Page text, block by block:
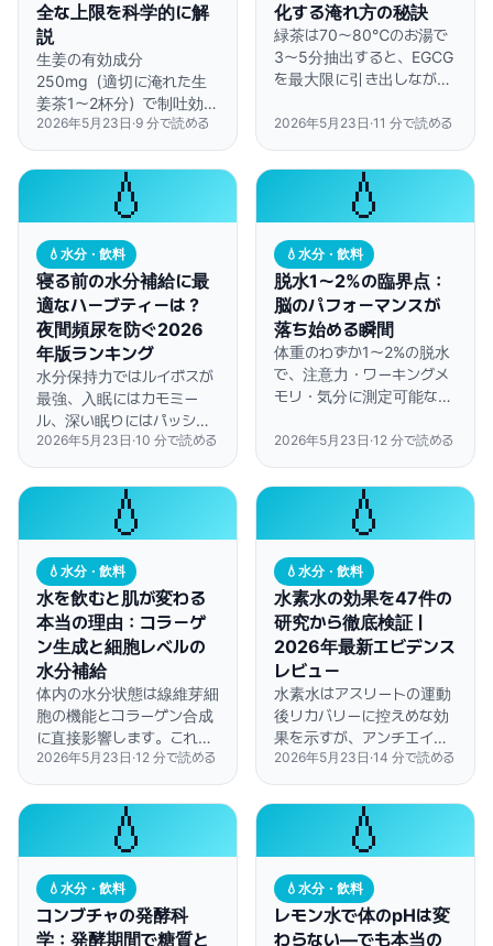
全な上限を科学的に解
説
生姜の有効成分
250mg（適切に淹れた生
姜茶1〜2杯分）で制吐効果
が得られますが、安全な上
限量は対象者によって大き
く異なります。
2026年5月23日 ·9 分で読める
化する淹れ方の秘訣
緑茶は70〜80℃のお湯で
3〜5分抽出すると、EGCG
を最大限に引き出しながら
す。
2026年5月23日 ·11 分で読める
💧
💧 水分・飲料
寝る前の水分補給に最
適なハーブティーは？
夜間頻尿を防ぐ2026
年版ランキング
水分保持力ではルイボスが
最強、入眠にはカモミー
ル、深い眠りにはパッショ
ンフラワーが効果的。就寝
90分以上前に飲めば夜間
頻尿の心配もありません。
2026年5月23日 ·10 分で読める
💧
💧 水分・飲料
脱水1〜2%の臨界点：
脳のパフォーマンスが
落ち始める瞬間
体重のわずか1〜2%の脱水
で、注意力・ワーキングメ
モリ・気分に測定可能な低
に、すでに脳は影響を受け
2026年5月23日 ·12 分で読める
💧
💧 水分・飲料
水を飲むと肌が変わる
本当の理由：コラーゲ
ン生成と細胞レベルの
水分補給
体内の水分状態は線維芽細
胞の機能とコラーゲン合成
に直接影響します。これは
塗るスキンケアでは代替で
きません。
2026年5月23日 ·12 分で読める
💧
💧 水分・飲料
水素水の効果を47件の
研究から徹底検証｜
2026年最新エビデンス
レビュー
水素水はアスリートの運動
後リカバリーに控えめな効
果を示すが、アンチエイジ
ング効果は質の高い研究で
ほとんど裏付けられていな
い。
2026年5月23日 ·14 分で読める
💧
💧 水分・飲料
コンブチャの発酵科
学：発酵期間で糖質と
💧
💧 水分・飲料
レモン水で体のpHは変
わらない—でも本当の